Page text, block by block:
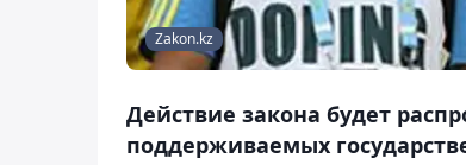
Zakon.kz
Действие закона будет
поддерживаемых